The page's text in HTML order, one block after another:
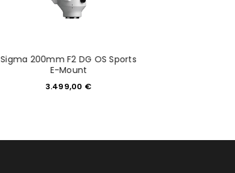
Sigma 200mm F2 DG OS Sports
E-Mount
3.499,00 €